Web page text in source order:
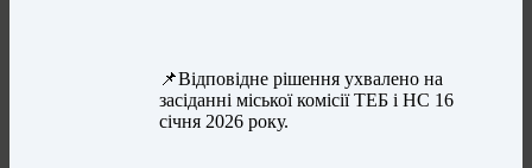
📌Відповідне рішення ухвалено на
засіданні міської комісії ТЕБ і НС 16
січня 2026 року.